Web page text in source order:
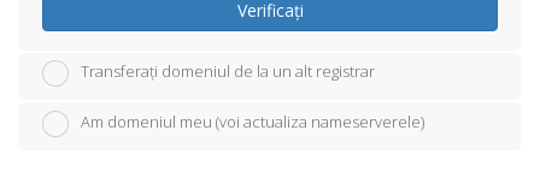
Verificați
Transferați domeniul de la un alt registrar
Am domeniul meu (voi actualiza nameserverele)